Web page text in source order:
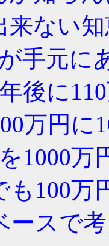
来ない
手元に
後に
万円
1000
も100万
ースで